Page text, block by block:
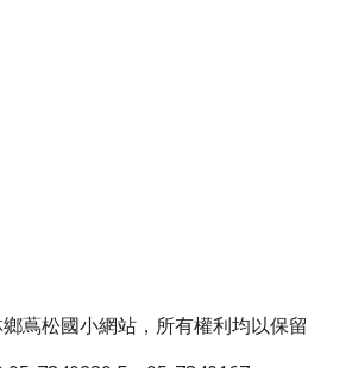
蔦松國小網站，所有權利均以保留